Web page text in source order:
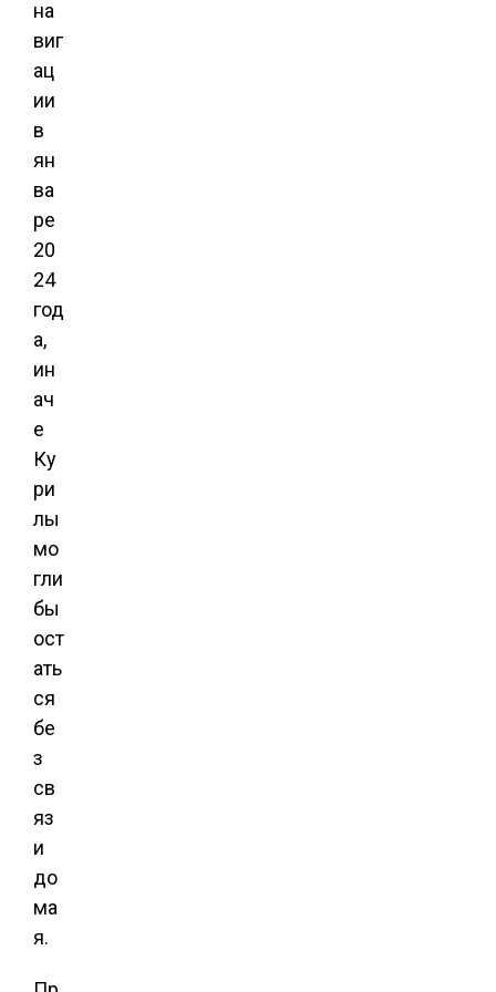
на
виг
ац
ии
в
ян
ва
ре
20
24
год
а,
ин
ач
е
Ку
ри
лы
мо
гли
бы
ост
ать
ся
бе
з
св
яз
и
до
ма
я.